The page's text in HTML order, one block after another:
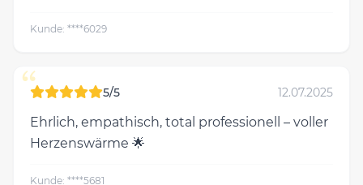
Kunde: ****6029
“ 5/5 12.07.2025
Ehrlich, empathisch, total professionell – voller
Herzenswärme 🌟
Kunde: ****5681